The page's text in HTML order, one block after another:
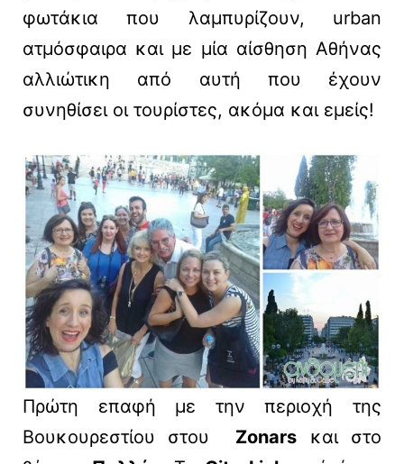
φωτάκια που λαμπυρίζουν, urban
ατμόσφαιρα και με μία αίσθηση Αθήνας
αλλιώτικη από αυτή που έχουν
συνηθίσει οι τουρίστες, ακόμα και εμείς!
Πρώτη επαφή με την περιοχή της
Βουκουρεστίου στου Zonars και στο